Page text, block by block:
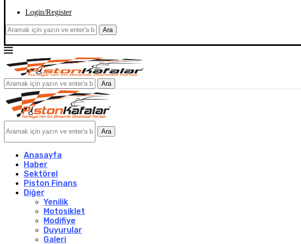
Login/Register
Ara
Ara
Ara
Anasayfa
Haber
Sektörel
Piston Finans
Diğer
Yenilik
Motosiklet
Modifiye
Duyurular
Galeri